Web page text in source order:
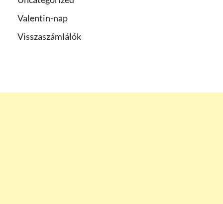
Valentin-nap
Visszaszámlálók